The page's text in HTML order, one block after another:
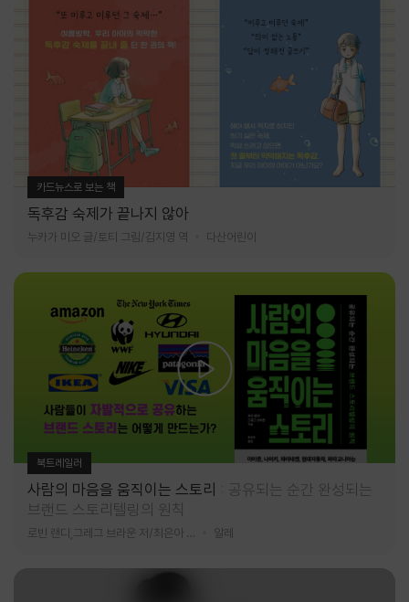
카드뉴스로 보는 책
독후감 숙제가 끝나지 않아
누카가 미오 글/토티 그림/김지영 역 다산어린이
북트레일러
사람의 마음을 움직이는 스토리
공유되는 순간 완성되는
브랜드 스토리텔링의 원칙
알레